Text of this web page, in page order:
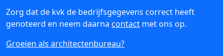
Zorg dat de kvk de bedrijfsgegevens correct heeft
genoteerd en neem daarna contact met ons op.
Groeien als architectenbureau?